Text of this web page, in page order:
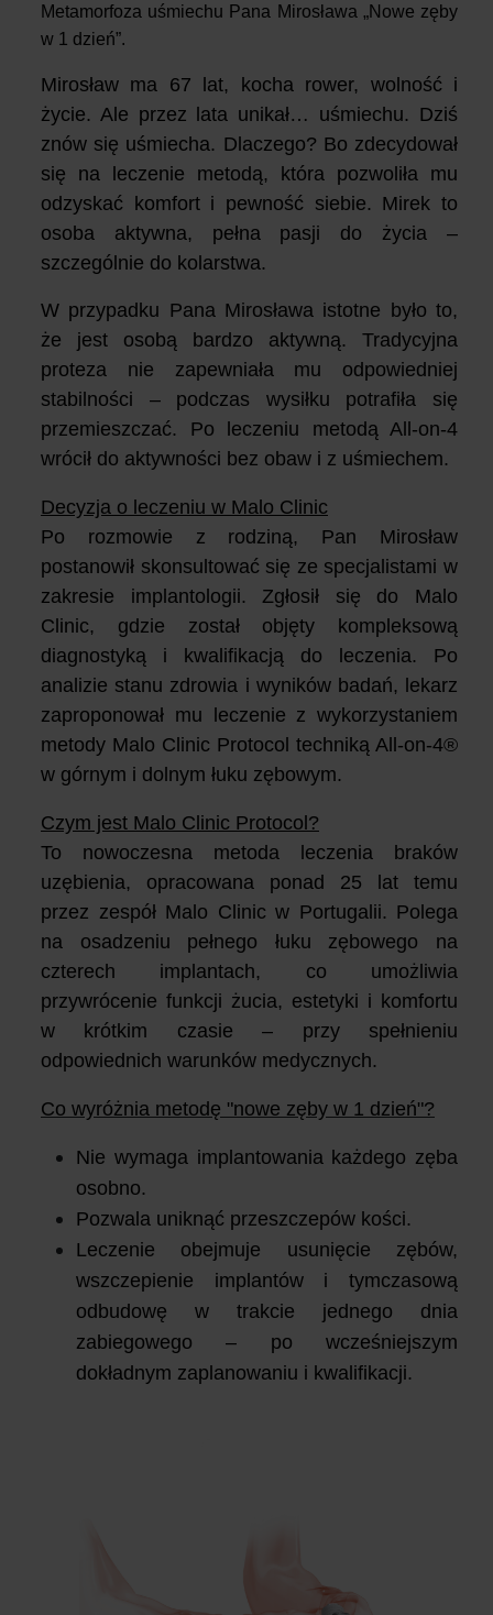
Metamorfoza uśmiechu Pana Mirosława „Nowe zęby
w 1 dzień”.
Mirosław ma 67 lat, kocha rower, wolność i
życie. Ale przez lata unikał… uśmiechu. Dziś
znów się uśmiecha. Dlaczego? Bo zdecydował
się na leczenie metodą, która pozwoliła mu
odzyskać komfort i pewność siebie. Mirek to
osoba aktywna, pełna pasji do życia –
szczególnie do kolarstwa.
W przypadku Pana Mirosława istotne było to,
że jest osobą bardzo aktywną. Tradycyjna
proteza nie zapewniała mu odpowiedniej
stabilności – podczas wysiłku potrafiła się
przemieszczać. Po leczeniu metodą All-on-4
wrócił do aktywności bez obaw i z uśmiechem.
Decyzja o leczeniu w Malo Clinic
Po rozmowie z rodziną, Pan Mirosław
postanowił skonsultować się ze specjalistami w
zakresie implantologii. Zgłosił się do Malo
Clinic, gdzie został objęty kompleksową
diagnostyką i kwalifikacją do leczenia. Po
analizie stanu zdrowia i wyników badań, lekarz
zaproponował mu leczenie z wykorzystaniem
metody Malo Clinic Protocol techniką All-on-4®
w górnym i dolnym łuku zębowym.
Czym jest Malo Clinic Protocol?
To nowoczesna metoda leczenia braków
uzębienia, opracowana ponad 25 lat temu
przez zespół Malo Clinic w Portugalii. Polega
na osadzeniu pełnego łuku zębowego na
czterech implantach, co umożliwia
przywrócenie funkcji żucia, estetyki i komfortu
w krótkim czasie – przy spełnieniu
odpowiednich warunków medycznych.
Co wyróżnia metodę "nowe zęby w 1 dzień"?
Nie wymaga implantowania każdego zęba
osobno.
Pozwala uniknąć przeszczepów kości.
Leczenie obejmuje usunięcie zębów,
wszczepienie implantów i tymczasową
odbudowę w trakcie jednego dnia
zabiegowego – po wcześniejszym
dokładnym zaplanowaniu i kwalifikacji.